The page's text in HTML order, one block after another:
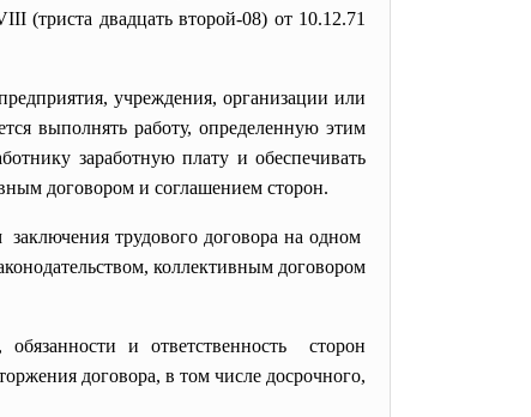
(триста двадцать второй-08) от 10.12.71
учреждения, организации или
выполнять работу, определенную этим
заработную плату и обеспечивать
договором и соглашением сторон.
трудового договора на одном
коллективным договором
и ответственность сторон
договора, в том числе досрочного,